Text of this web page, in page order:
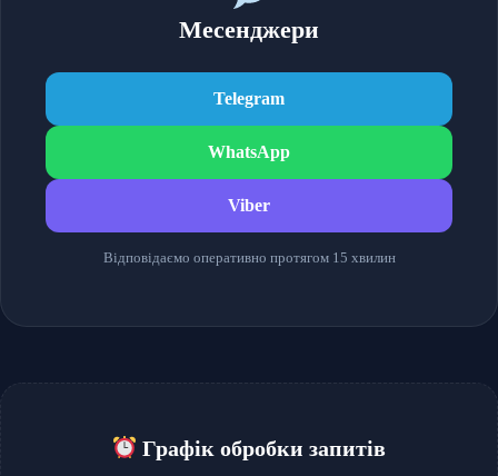
Месенджери
Telegram
WhatsApp
Viber
Відповідаємо оперативно протягом 15 хвилин
Графік обробки запитів